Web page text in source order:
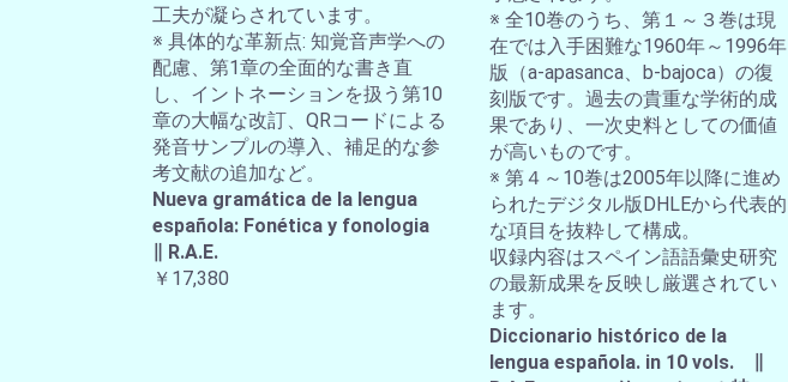
工夫が凝らされています。
※ 具体的な革新点: 知覚音声学への
配慮、第1章の全面的な書き直
し、イントネーションを扱う第10
章の大幅な改訂、QRコードによる
発音サンプルの導入、補足的な参
考文献の追加など。
Nueva gramática de la lengua
española: Fonética y fonologia
∥ R.A.E.
￥17,380
※ 全10巻のうち、第１～３巻は現
在では入手困難な1960年～1996年
版（a-apasanca、b-bajoca）の復
刻版です。過去の貴重な学術的成
果であり、一次史料としての価値
が高いものです。
※ 第４～10巻は2005年以降に進め
られたデジタル版DHLEから代表的
な項目を抜粋して構成。
収録内容はスペイン語語彙史研究
の最新成果を反映し厳選されてい
ます。
Diccionario histórico de la
lengua española. in 10 vols. ∥